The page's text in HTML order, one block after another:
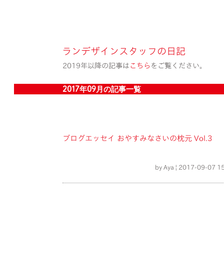
ランデザインスタッフの日記
2019年以降の記事は こちら をご覧ください。
2017年09月の記事一覧
ブログエッセイ おやすみなさいの枕元 Vol.3
by Aya | 2017-09-07